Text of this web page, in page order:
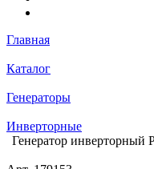
Главная
Каталог
Генераторы
Инверторные
Генератор инверторный